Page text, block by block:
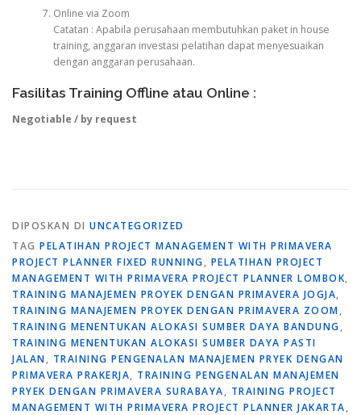
Online via Zoom
Catatan : Apabila perusahaan membutuhkan paket in house
training, anggaran investasi pelatihan dapat menyesuaikan
dengan anggaran perusahaan.
Fasilitas Training Offline atau Online :
Negotiable / by request
DIPOSKAN DI UNCATEGORIZED
TAG PELATIHAN PROJECT MANAGEMENT WITH PRIMAVERA
PROJECT PLANNER FIXED RUNNING, PELATIHAN PROJECT
MANAGEMENT WITH PRIMAVERA PROJECT PLANNER LOMBOK,
TRAINING MANAJEMEN PROYEK DENGAN PRIMAVERA JOGJA,
TRAINING MANAJEMEN PROYEK DENGAN PRIMAVERA ZOOM,
TRAINING MENENTUKAN ALOKASI SUMBER DAYA BANDUNG,
TRAINING MENENTUKAN ALOKASI SUMBER DAYA PASTI
JALAN, TRAINING PENGENALAN MANAJEMEN PRYEK DENGAN
PRIMAVERA PRAKERJA, TRAINING PENGENALAN MANAJEMEN
PRYEK DENGAN PRIMAVERA SURABAYA, TRAINING PROJECT
MANAGEMENT WITH PRIMAVERA PROJECT PLANNER JAKARTA,